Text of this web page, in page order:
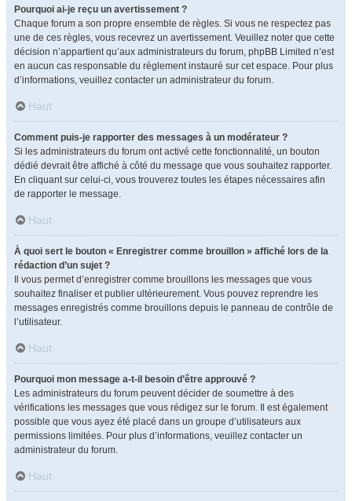
Pourquoi ai-je reçu un avertissement ?
Chaque forum a son propre ensemble de règles. Si vous ne respectez pas
une de ces règles, vous recevrez un avertissement. Veuillez noter que cette
décision n’appartient qu’aux administrateurs du forum, phpBB Limited n’est
en aucun cas responsable du règlement instauré sur cet espace. Pour plus
d’informations, veuillez contacter un administrateur du forum.
Haut
Comment puis-je rapporter des messages à un modérateur ?
Si les administrateurs du forum ont activé cette fonctionnalité, un bouton
dédié devrait être affiché à côté du message que vous souhaitez rapporter.
En cliquant sur celui-ci, vous trouverez toutes les étapes nécessaires afin
de rapporter le message.
Haut
À quoi sert le bouton « Enregistrer comme brouillon » affiché lors de la
rédaction d’un sujet ?
Il vous permet d’enregistrer comme brouillons les messages que vous
souhaitez finaliser et publier ultérieurement. Vous pouvez reprendre les
messages enregistrés comme brouillons depuis le panneau de contrôle de
l’utilisateur.
Haut
Pourquoi mon message a-t-il besoin d’être approuvé ?
Les administrateurs du forum peuvent décider de soumettre à des
vérifications les messages que vous rédigez sur le forum. Il est également
possible que vous ayez été placé dans un groupe d’utilisateurs aux
permissions limitées. Pour plus d’informations, veuillez contacter un
administrateur du forum.
Haut